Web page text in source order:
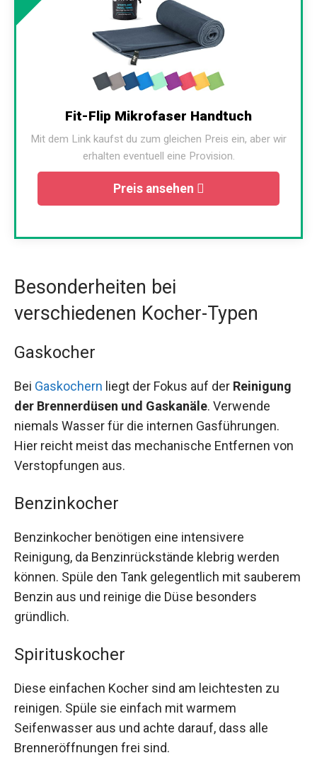
Fit-Flip Mikrofaser Handtuch
Mit dem Link kaufst du zum gleichen Preis ein, aber wir
erhalten eventuell eine Provision.
Preis ansehen
Besonderheiten bei
verschiedenen Kocher-Typen
Gaskocher
Bei Gaskochern liegt der Fokus auf der Reinigung
der Brennerdüsen und Gaskanäle. Verwende
niemals Wasser für die internen Gasführungen.
Hier reicht meist das mechanische Entfernen von
Verstopfungen aus.
Benzinkocher
Benzinkocher benötigen eine intensivere
Reinigung, da Benzinrückstände klebrig werden
können. Spüle den Tank gelegentlich mit sauberem
Benzin aus und reinige die Düse besonders
gründlich.
Spirituskocher
Diese einfachen Kocher sind am leichtesten zu
reinigen. Spüle sie einfach mit warmem
Seifenwasser aus und achte darauf, dass alle
Brenneröffnungen frei sind.